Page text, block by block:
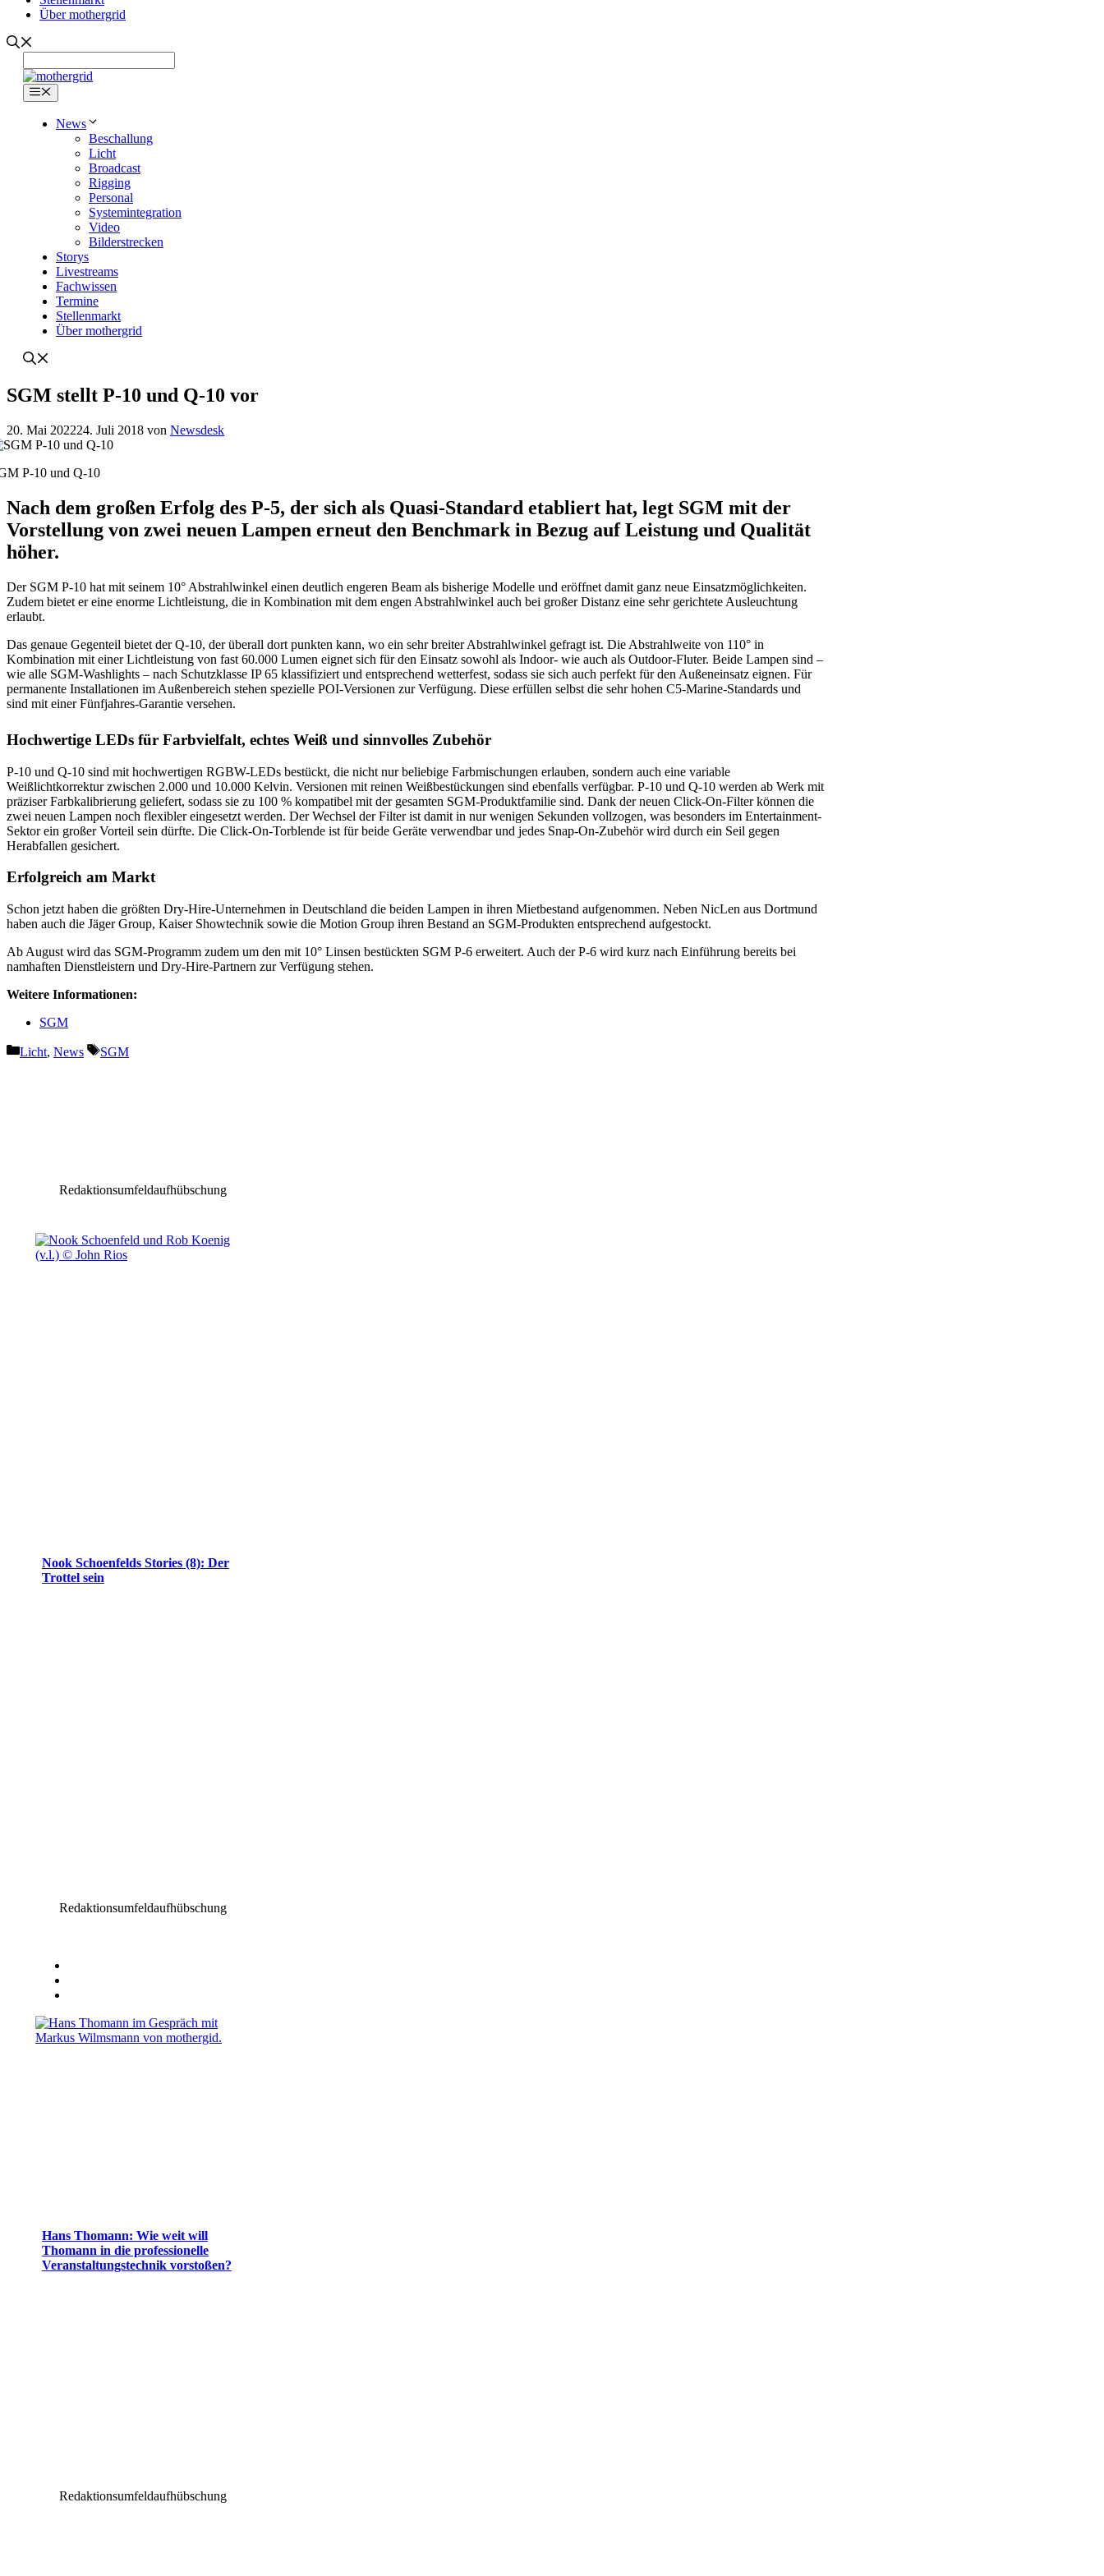
Über mothergrid
Menü
News
Beschallung
Licht
Broadcast
Rigging
Personal
Systemintegration
Video
Bilderstrecken
Storys
Livestreams
Fachwissen
Termine
Stellenmarkt
Über mothergrid
SGM stellt P-10 und Q-10 vor
20. Mai 202224. Juli 2018 von Newsdesk
P-10 und Q-10
Nach dem großen Erfolg des P-5, der sich als Quasi-Standard etabliert hat, legt SGM mit der
Vorstellung von zwei neuen Lampen erneut den Benchmark in Bezug auf Leistung und Qualität
höher.
Der SGM P-10 hat mit seinem 10° Abstrahlwinkel einen deutlich engeren Beam als bisherige Modelle und eröffnet damit ganz neue Einsatzmöglichkeiten.
Zudem bietet er eine enorme Lichtleistung, die in Kombination mit dem engen Abstrahlwinkel auch bei großer Distanz eine sehr gerichtete Ausleuchtung
erlaubt.
Das genaue Gegenteil bietet der Q-10, der überall dort punkten kann, wo ein sehr breiter Abstrahlwinkel gefragt ist. Die Abstrahlweite von 110° in
Kombination mit einer Lichtleistung von fast 60.000 Lumen eignet sich für den Einsatz sowohl als Indoor- wie auch als Outdoor-Fluter. Beide Lampen sind –
wie alle SGM-Washlights – nach Schutzklasse IP 65 klassifiziert und entsprechend wetterfest, sodass sie sich auch perfekt für den Außeneinsatz eignen. Für
permanente Installationen im Außenbereich stehen spezielle POI-Versionen zur Verfügung. Diese erfüllen selbst die sehr hohen C5-Marine-Standards und
sind mit einer Fünfjahres-Garantie versehen.
Hochwertige LEDs für Farbvielfalt, echtes Weiß und sinnvolles Zubehör
P-10 und Q-10 sind mit hochwertigen RGBW-LEDs bestückt, die nicht nur beliebige Farbmischungen erlauben, sondern auch eine variable
Weißlichtkorrektur zwischen 2.000 und 10.000 Kelvin. Versionen mit reinen Weißbestückungen sind ebenfalls verfügbar. P-10 und Q-10 werden ab Werk mit
präziser Farbkalibrierung geliefert, sodass sie zu 100 % kompatibel mit der gesamten SGM-Produktfamilie sind. Dank der neuen Click-On-Filter können die
zwei neuen Lampen noch flexibler eingesetzt werden. Der Wechsel der Filter ist damit in nur wenigen Sekunden vollzogen, was besonders im Entertainment-
Sektor ein großer Vorteil sein dürfte. Die Click-On-Torblende ist für beide Geräte verwendbar und jedes Snap-On-Zubehör wird durch ein Seil gegen
Herabfallen gesichert.
Erfolgreich am Markt
Schon jetzt haben die größten Dry-Hire-Unternehmen in Deutschland die beiden Lampen in ihren Mietbestand aufgenommen. Neben NicLen aus Dortmund
haben auch die Jäger Group, Kaiser Showtechnik sowie die Motion Group ihren Bestand an SGM-Produkten entsprechend aufgestockt.
Ab August wird das SGM-Programm zudem um den mit 10° Linsen bestückten SGM P-6 erweitert. Auch der P-6 wird kurz nach Einführung bereits bei
namhaften Dienstleistern und Dry-Hire-Partnern zur Verfügung stehen.
Weitere Informationen:
SGM
Kategorien
Licht, News Schlagwörter
SGM
Redaktionsumfeldaufhübschung
Nook Schoenfelds Stories (8): Der
Trottel sein
Redaktionsumfeldaufhübschung
Hans Thomann: Wie weit will
Thomann in die professionelle
Veranstaltungstechnik vorstoßen?
Redaktionsumfeldaufhübschung